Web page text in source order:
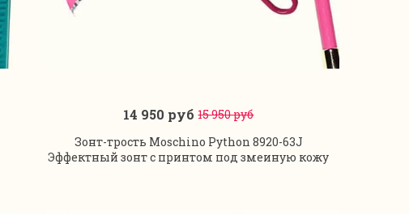
В корзину
14 950 руб15 950 руб
Зонт-трость Moschino Python 8920-63J
Эффектный зонт с принтом под змеиную кожу